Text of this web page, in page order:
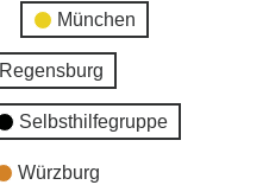
München
Regensburg
Selbsthilfegruppe
Würzburg